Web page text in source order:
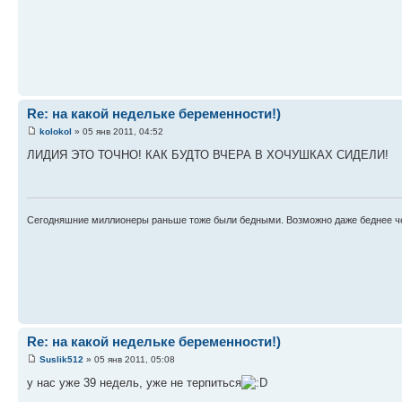
Re: на какой недельке беременности!)
kolokol » 05 янв 2011, 04:52
ЛИДИЯ ЭТО ТОЧНО! КАК БУДТО ВЧЕРА В ХОЧУШКАХ СИДЕЛИ!
Сегодняшние миллионеры раньше тоже были бедными. Возможно даже беднее
Re: на какой недельке беременности!)
Suslik512 » 05 янв 2011, 05:08
у нас уже 39 недель, уже не терпиться